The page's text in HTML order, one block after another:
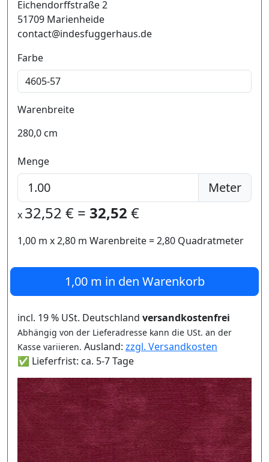
Eichendorffstraße 2
51709 Marienheide
contact@indesfuggerhaus.de
Farbe
Warenbreite
280,0 cm
Menge
Meter
x 32,52 € = 32,52 €
1,00 m x2,80 m Warenbreite =2,80 Quadratmeter
1,00 m in den Warenkorb
incl. 19 % USt. Deutschland versandkostenfrei
Abhängig von der Lieferadresse kann die USt. an der
Kasse variieren. Ausland: zzgl. Versandkosten
✅ Lieferfrist: ca. 5-7 Tage